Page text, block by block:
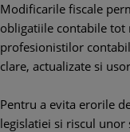
Modificarile fiscale
obligatiile contabile tot
profesionistilor
clare, actualizate si
Pentru a evita erorile
legislatiei si riscul